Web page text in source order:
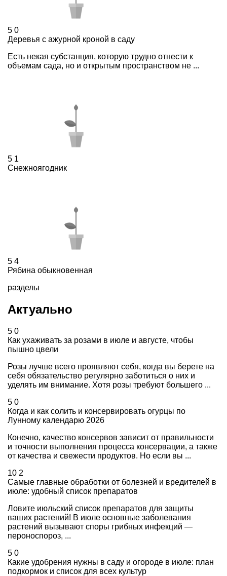
5 0
Деревья с ажурной кроной в саду
Есть некая субстанция, которую трудно отнести к
объемам сада, но и открытым пространством не ...
5 1
Снежноягодник
5 4
Рябина обыкновенная
разделы
Актуально
5 0
Как ухаживать за розами в июле и августе, чтобы
пышно цвели
Розы лучше всего проявляют себя, когда вы берете на
себя обязательство регулярно заботиться о них и
уделять им внимание. Хотя розы требуют большего ...
5 0
Когда и как солить и консервировать огурцы по
Лунному календарю 2026
Конечно, качество консервов зависит от правильности
и точности выполнения процесса консервации, а также
от качества и свежести продуктов. Но если вы ...
10 2
Самые главные обработки от болезней и вредителей в
июле: удобный список препаратов
Ловите июльский список препаратов для защиты
ваших растений! В июле основные заболевания
растений вызывают споры грибных инфекций —
пероноспороз, ...
5 0
Какие удобрения нужны в саду и огороде в июле: план
подкормок и список для всех культур